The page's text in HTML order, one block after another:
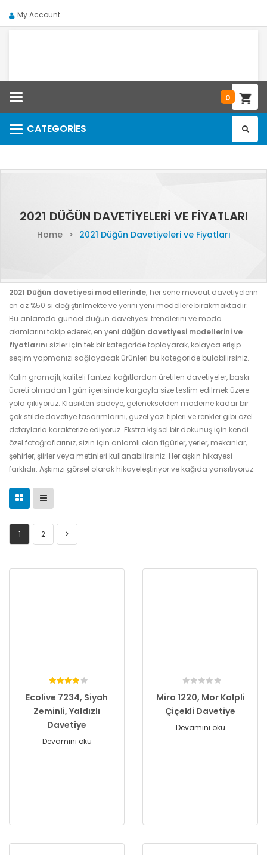
My Account
0
CATEGORIES
Categories
2021 DÜĞÜN DAVETIYELERI VE FIYATLARI
Home > 2021 Düğün Davetiyeleri ve Fiyatları
2021 Düğün davetiyesi modellerinde; her sene mevcut davetiyelerin
en az %50 si değiştirilmekte ve yerini yeni modellere bırakmaktadır.
Bu anlamda güncel düğün davetiyesi trendlerini ve moda
akımlarını takip ederek, en yeni düğün davetiyesi modellerini ve
fiyatlarını sizler için tek bir kategoride toplayarak, kolayca erişip
seçim yapmanızı sağlayacak ürünleri bu kategoride bulabilirsiniz.
Kalın gramajlı, kaliteli fantezi kağıtlardan üretilen davetiyeler, baskı
ücreti olmadan 1 gün içerisinde kargoyla size teslim edilmek üzere
yola çıkıyoruz. Klasikten sadeye, gelenekselden moderne kadar bir
çok stilde davetiye tasarımlarını, güzel yazı tipleri ve renkler gibi özel
detaylarla karakterize ediyoruz. Ekstra kişisel bir dokunuş için kendi
özel fotoğraflarınız, sizin için anlamlı olan figürler, yerler, mekanlar,
şehirler, şiirler veya metinleri kullanabilirsiniz. Her aşkın hikayesi
farklıdır. Aşkınızı görsel olarak hikayeleştiriyor ve kağıda yansıtıyoruz.
1 2
Ecolive 7234, Siyah
Zeminli, Yaldızlı
Davetiye
Devamını oku
Mira 1220, Mor Kalpli
Çiçekli Davetiye
Devamını oku